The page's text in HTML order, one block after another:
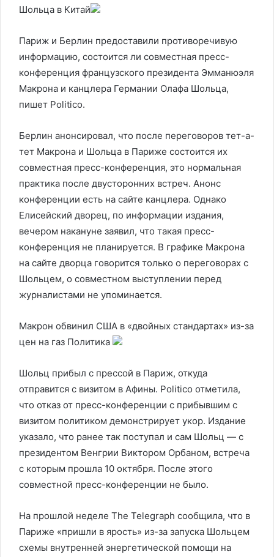
Шольца в Китай
Париж и Берлин предоставили противоречивую
информацию, состоится ли совместная пресс-
конференция французского президента Эмманюэля
Макрона и канцлера Германии Олафа Шольца,
пишет Politico.
Берлин анонсировал, что после переговоров тет-а-
тет Макрона и Шольца в Париже состоится их
совместная пресс-конференция, это нормальная
практика после двусторонних встреч. Анонс
конференции есть на сайте канцлера. Однако
Елисейский дворец, по информации издания,
вечером накануне заявил, что такая пресс-
конференция не планируется. В графике Макрона
на сайте дворца говорится только о переговорах с
Шольцем, о совместном выступлении перед
журналистами не упоминается.
Макрон обвинил США в «двойных стандартах» из-за
цен на газ Политика
Шольц прибыл с прессой в Париж, откуда
отправится с визитом в Афины. Politico отметила,
что отказ от пресс-конференции с прибывшим с
визитом политиком демонстрирует укор. Издание
указало, что ранее так поступал и сам Шольц — с
президентом Венгрии Виктором Орбаном, встреча
с которым прошла 10 октября. После этого
совместной пресс-конференции не было.
На прошлой неделе The Telegraph сообщила, что в
Париже «пришли в ярость» из-за запуска Шольцем
схемы внутренней энергетической помощи на